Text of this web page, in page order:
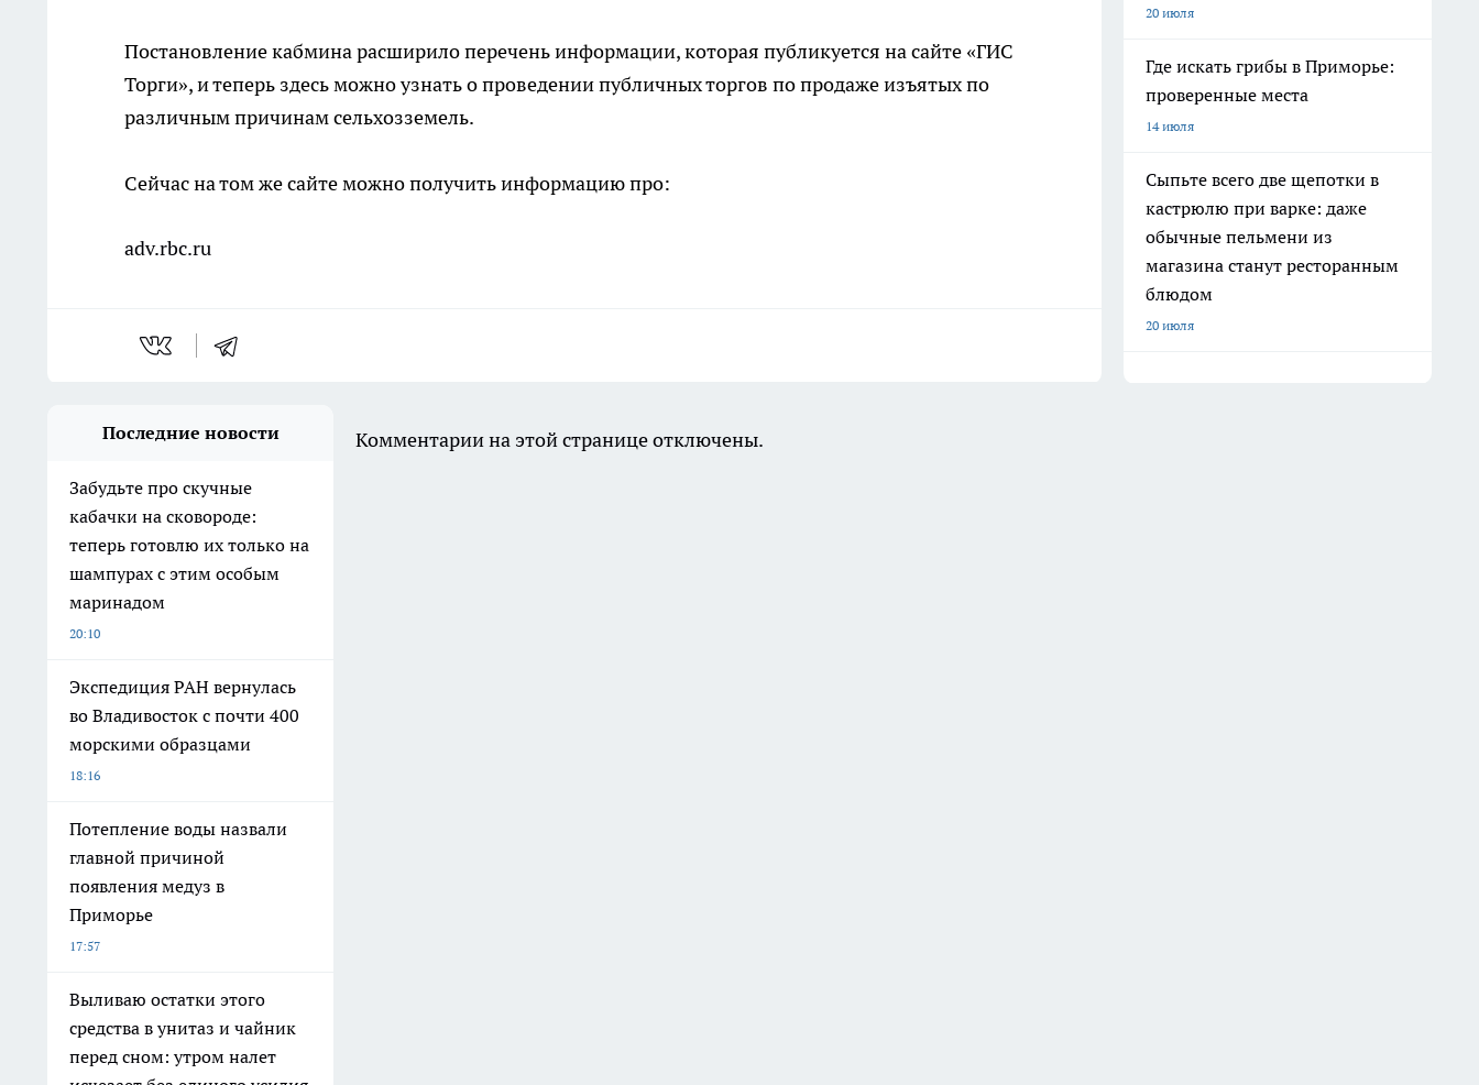
Постановление кабмина расширило перечень информации, которая публикуется на сайте «ГИС
Торги», и теперь здесь можно узнать о проведении публичных торгов по продаже изъятых по
различным причинам сельхозземель.
Сейчас на том же сайте можно получить информацию про:
adv.rbc.ru
20 июля
Где искать грибы в Приморье:
проверенные места
14 июля
Сыпьте всего две щепотки в
кастрюлю при варке: даже
обычные пельмени из
магазина станут ресторанным
блюдом
20 июля
Последние новости
Забудьте про скучные
кабачки на сковороде:
теперь готовлю их только на
шампурах с этим особым
маринадом
20:10
Экспедиция РАН вернулась
во Владивосток с почти 400
морскими образцами
18:16
Потепление воды назвали
главной причиной
появления медуз в
Приморье
17:57
Выливаю остатки этого
средства в унитаз и чайник
перед сном: утром налет
Комментарии на этой странице отключены.